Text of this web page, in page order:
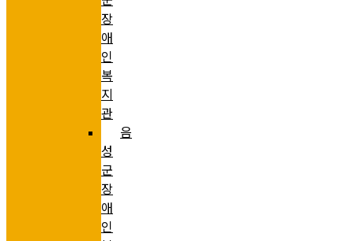
장
애
인
복
지
관
음
성
군
장
애
인